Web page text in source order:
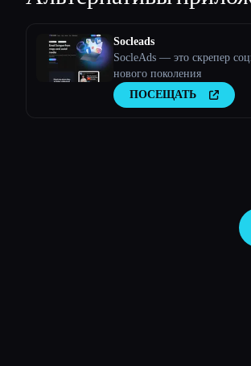
Socleads
SocleAds — это скрепер
нового поколения
ПОСЕЩАТЬ